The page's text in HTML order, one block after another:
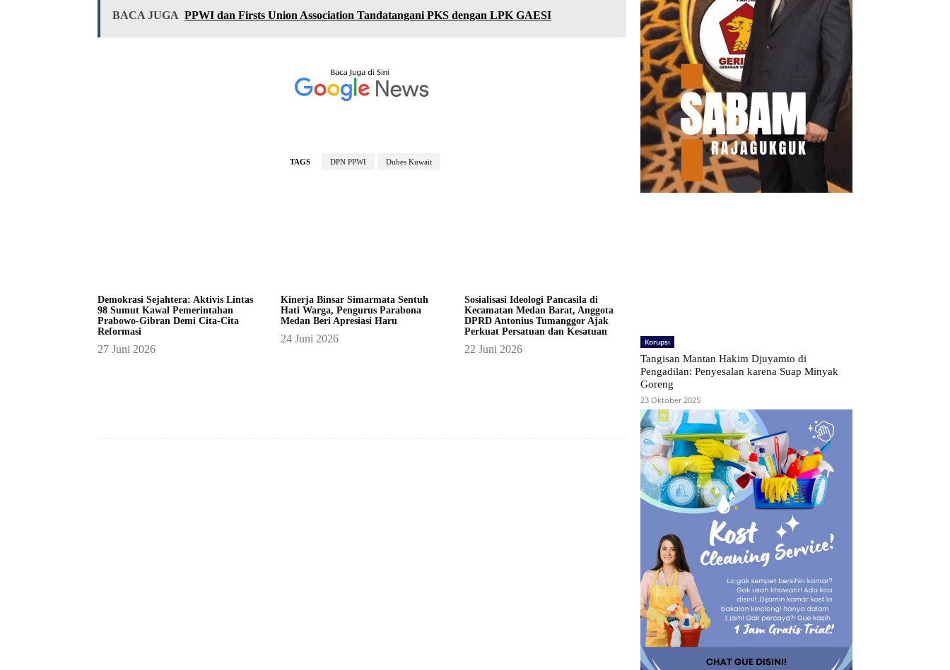
BACA JUGA PPWI dan Firsts Union Association Tandatangani PKS dengan LPK GAESI
TAGS DPN PPWI Dubes Kuwait
Demokrasi Sejahtera: Aktivis Lintas
98 Sumut Kawal Pemerintahan
Prabowo-Gibran Demi Cita-Cita
Reformasi
27 Juni 2026
Kinerja Binsar Simarmata Sentuh
Hati Warga, Pengurus Parabona
Medan Beri Apresiasi Haru
24 Juni 2026
Sosialisasi Ideologi Pancasila di
Kecamatan Medan Barat, Anggota
DPRD Antonius Tumanggor Ajak
Perkuat Persatuan dan Kesatuan
22 Juni 2026
Korupsi
Tangisan Mantan Hakim Djuyamto di
Pengadilan: Penyesalan karena Suap Minyak
Goreng
23 Oktober 2025